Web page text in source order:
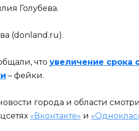
Голубева.
(donland.ru).
что увеличение срока
– фейки.
города и области
«Вконтакте» и